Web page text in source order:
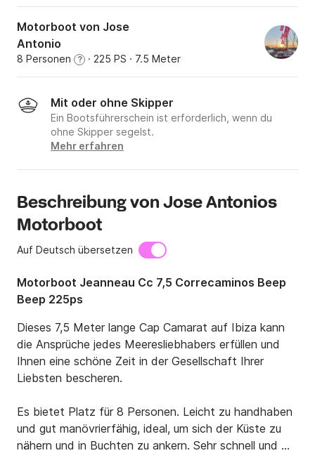
Motorboot von Jose
Antonio
8 Personen ? · 225 PS · 7.5 Meter
Mit oder ohne Skipper
Ein Bootsführerschein ist erforderlich, wenn du
ohne Skipper segelst.
Mehr erfahren
Beschreibung von Jose Antonios
Motorboot
Auf Deutsch übersetzen
Motorboot Jeanneau Cc 7,5 Correcaminos Beep
Beep 225ps
Dieses 7,5 Meter lange Cap Camarat auf Ibiza kann
die Ansprüche jedes Meeresliebhabers erfüllen und
Ihnen eine schöne Zeit in der Gesellschaft Ihrer
Liebsten bescheren.
Es bietet Platz für 8 Personen. Leicht zu handhaben
und gut manövrierfähig, ideal, um sich der Küste zu
nähern und in Buchten zu ankern. Sehr schnell und